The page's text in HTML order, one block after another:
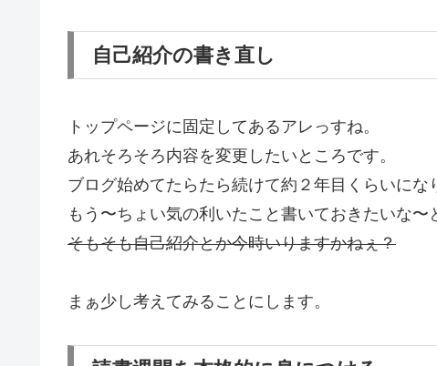
自己紹介の書き直し
トップページに固定してあるアレっすね。
あれそろそろ内容を変更したいところです。
ブログ始めてたらたら続けて約２年目くらいにな
もう〜ちょい気の利いたこと書いておきたいな〜
そもそも自己紹介とか今時いりますかねぇ？
まぁ少し考えてみることにします。